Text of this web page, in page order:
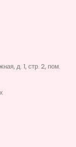
д. 1, стр. 2, пом.